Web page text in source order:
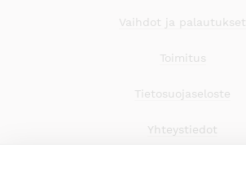
Vaihdot ja palautukset
Toimitus
Tietosuojaseloste
Yhteystiedot